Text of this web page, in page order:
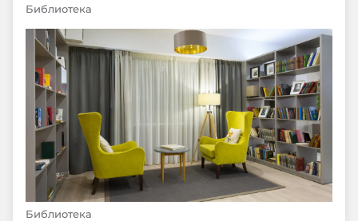
Библиотека
Библиотека